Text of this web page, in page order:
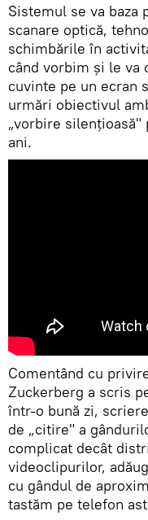
Sistemul se va baza
scanare optică,
schimbările în
când vorbim și le va
cuvinte pe un ecran
urmări obiectivul
„vorbire
ani.
Comentând cu
Zuckerberg a scris
într-o bună zi,
de „citire" a
complicat decât
videoclipurilor,
cu gândul de
tastăm pe telefon